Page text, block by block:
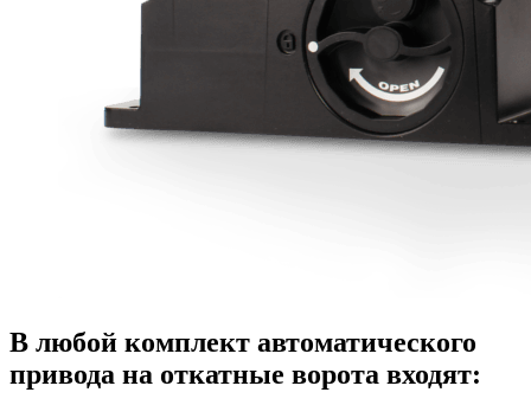
В любой комплект автоматического
привода на откатные ворота входят: